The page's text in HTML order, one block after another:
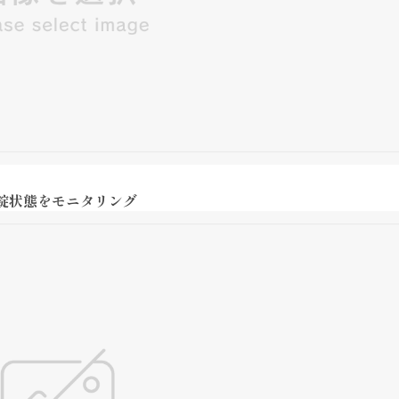
状態をモニタリング